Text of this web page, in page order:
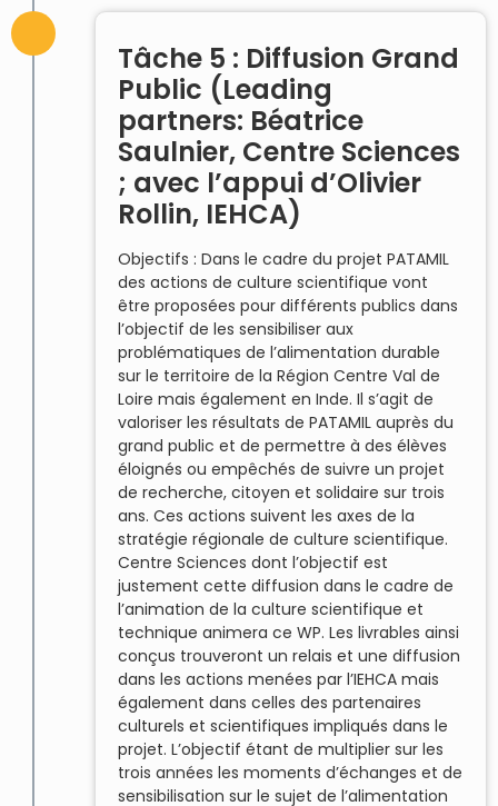
Tâche 5 : Diffusion Grand
Public (Leading
partners: Béatrice
Saulnier, Centre Sciences
; avec l’appui d’Olivier
Rollin, IEHCA)
Objectifs : Dans le cadre du projet PATAMIL
des actions de culture scientifique vont
être proposées pour différents publics dans
l’objectif de les sensibiliser aux
problématiques de l’alimentation durable
sur le territoire de la Région Centre Val de
Loire mais également en Inde. Il s’agit de
valoriser les résultats de PATAMIL auprès du
grand public et de permettre à des élèves
éloignés ou empêchés de suivre un projet
de recherche, citoyen et solidaire sur trois
ans. Ces actions suivent les axes de la
stratégie régionale de culture scientifique.
Centre Sciences dont l’objectif est
justement cette diffusion dans le cadre de
l’animation de la culture scientifique et
technique animera ce WP. Les livrables ainsi
conçus trouveront un relais et une diffusion
dans les actions menées par l’IEHCA mais
également dans celles des partenaires
culturels et scientifiques impliqués dans le
projet. L’objectif étant de multiplier sur les
trois années les moments d’échanges et de
sensibilisation sur le sujet de l’alimentation